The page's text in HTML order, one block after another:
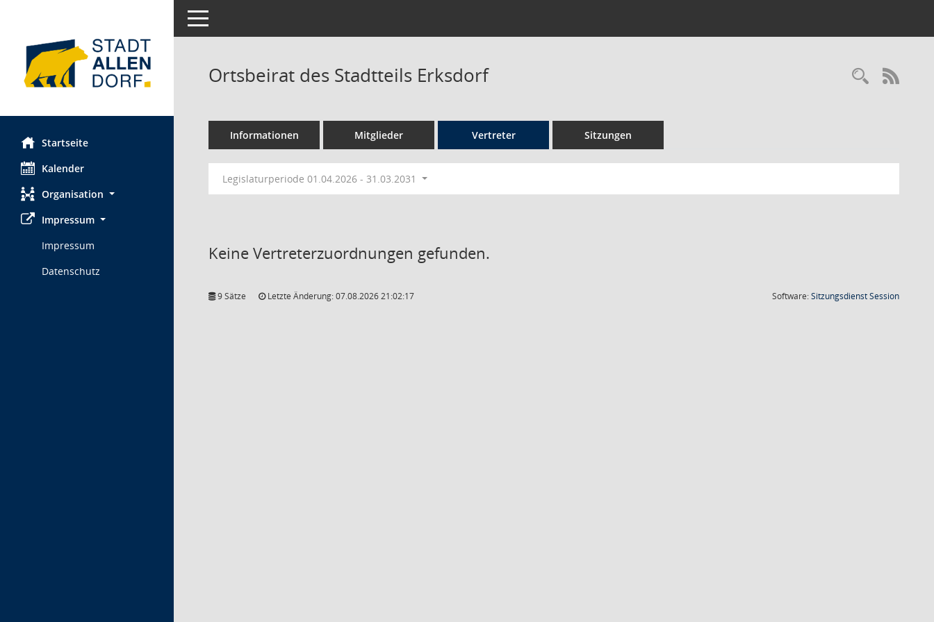
Startseite
Kalender
Organisation
Impressum
Impressum
Datenschutz
Toggle navigation
Ortsbeirat des Stadtteils Erksdorf
Informationen Mitglieder Vertreter Sitzungen
Legislaturperiode 01.04.2026 - 31.03.2031
Keine Vertreterzuordnungen gefunden.
9 Sätze Letzte Änderung: 07.08.2026 21:02:17 Software:SitzungsdienstSession(Wird in